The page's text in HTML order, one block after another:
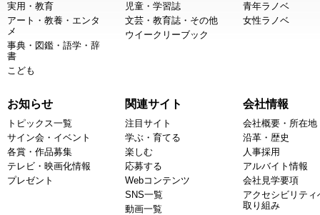
実用・教育
アート・教養・エンタ
メ
事典・図鑑・語学・辞
書
こども
児童・学習誌
文芸・教育誌・その他
ウイークリーブック
青年ラノベ
女性ラノベ
お知らせ
トピックス一覧
サイン会・イベント
各賞・作品募集
テレビ・映画化情報
プレゼント
関連サイト
注目サイト
学ぶ・育てる
楽しむ
応募する
Webコンテンツ
SNS一覧
動画一覧
会社情報
会社概要・所在地
沿革・歴史
人事採用
アルバイト情報
会社見学要項
アクセシビリティ
取り組み